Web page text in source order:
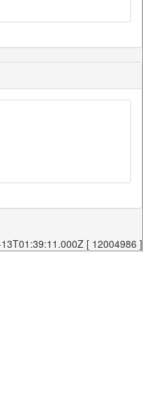
[ 12004986 ]